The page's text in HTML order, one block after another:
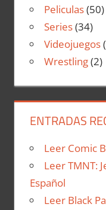
Peliculas(50)
Series(34)
Videojuegos
Wrestling(2)
ENTRADAS
Leer Comic
Leer TMNT:
Español
Leer Black